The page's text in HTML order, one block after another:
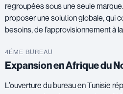
regroupées sous une seule
proposer une solution globale, qui
besoins, de l’approvisionnement à
4ÉME BUREAU
Expansion en Afrique du
L’ouverture du bureau en Tunisie